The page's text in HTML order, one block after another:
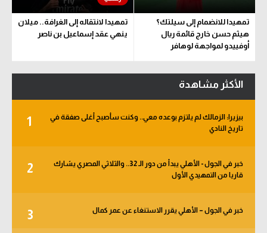
تمهيدا للانضمام إلى سيلتك؟
هيثم حسن خارج قائمة ريال
أوفييدو لمواجهة لوهافر
تمهيدا لانتقاله إلى الغرافة.. ميلان
ينهي عقد إسماعيل بن ناصر
الأكثر مشاهدة
1
بيزيرا: الزمالك لم يلتزم بوعده معي.. وكنت سأصبح أغلى صفقة في
تاريخ النادي
2
خبر في الجول - الأهلي يبدأ من دور الـ 32.. والثلاثي المصري يشارك
قاريا من التمهيدي الأول
3 خبر في الجول – الأهلي يقرر الاستنغاء عن عمر كمال